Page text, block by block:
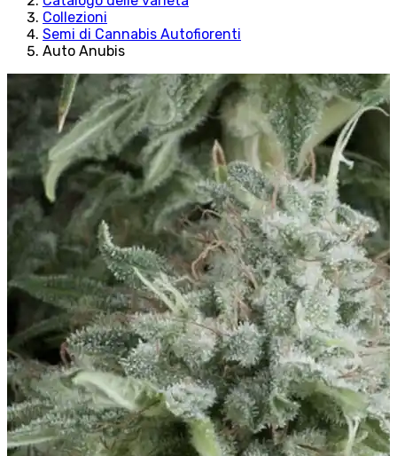
Collezioni
Semi di Cannabis Autofiorenti
Auto Anubis